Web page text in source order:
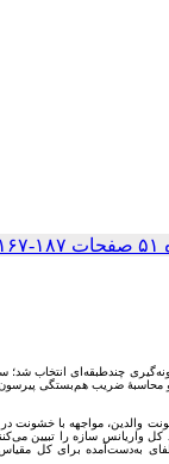
و دوم دبیرستان‌های شهر تهران در سال تحصیلی ۱۳۹۱-۱۳۹۰ بودند. نمونه‌ای به حجم ۱۲۱۲ نفر
توصیفی و محاسبۀ ضریب هم‌بستگی
والدین، مواجهه با خشونت در
مواجهه با خشونت ازطریق استفاده از فناوری‌های تصویری خشونت‌بار و خشونت بزرگ‌سالان علیه کودک.